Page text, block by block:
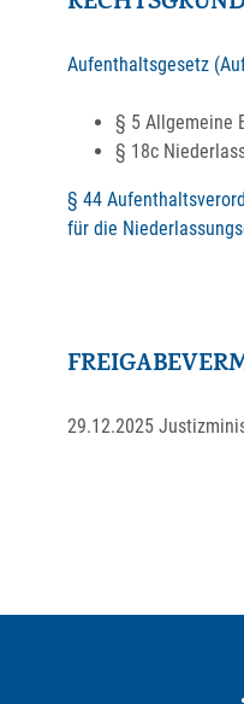
Aufenthaltsgesetz
§ 5 Allgemeine
§ 18c
§ 44
für die
29.12.2025